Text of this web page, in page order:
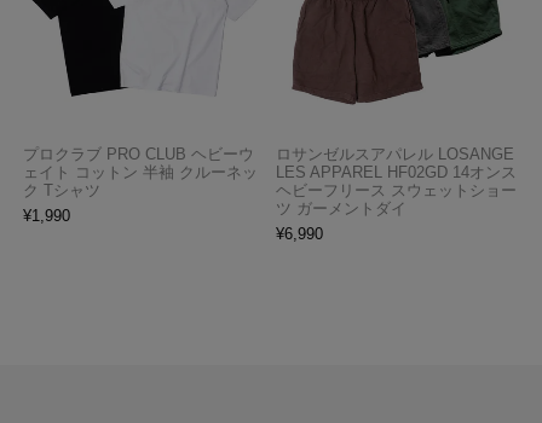
プロクラブ PRO CLUB ヘビーウ
ェイト コットン 半袖 クルーネッ
ク Tシャツ
¥1,990
ロサンゼルスアパレル LOSANGE
LES APPAREL HF02GD 14オンス
ヘビーフリース スウェットショー
ツ ガーメントダイ
¥6,990